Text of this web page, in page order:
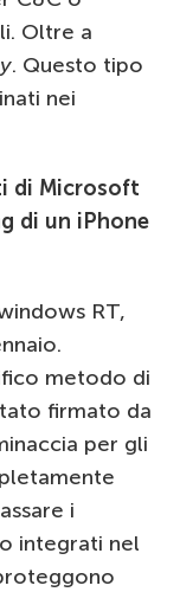
Oltre a
. Questo tipo
nei
di Microsoft
di un iPhone
RT,
metodo di
firmato da
per gli
i
integrati nel